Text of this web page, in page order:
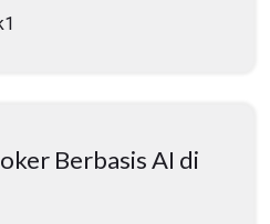
Berbasis AI di